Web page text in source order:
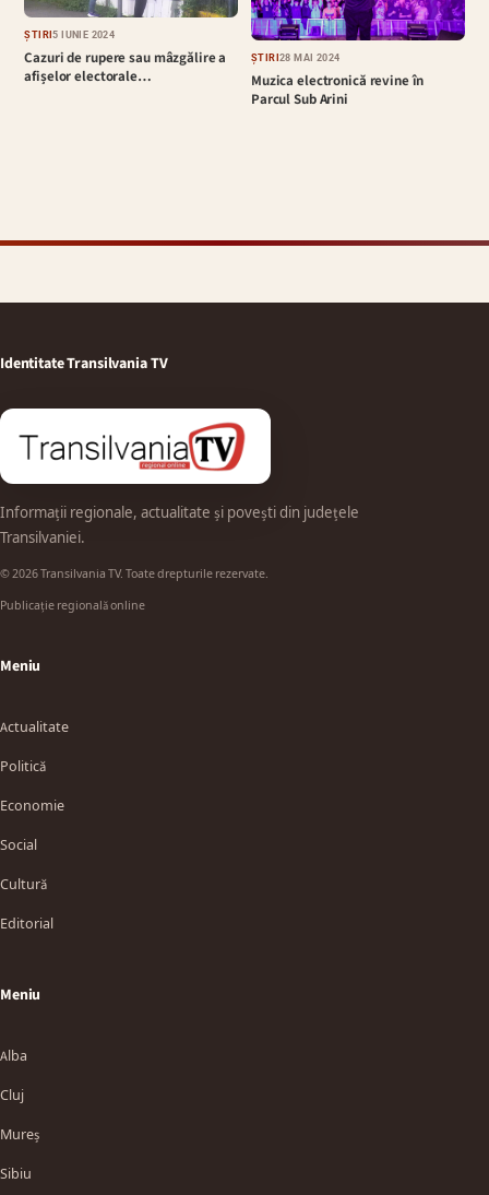
ȘTIRI5 IUNIE 2024
Cazuri de rupere sau mâzgălire a
afișelor electorale…
ȘTIRI28 MAI 2024
Muzica electronică revine în
Parcul Sub Arini
Identitate Transilvania TV
Informații regionale, actualitate și povești din județele
Transilvaniei.
© 2026 Transilvania TV. Toate drepturile rezervate.
Publicație regională online
Meniu
Actualitate
Politică
Economie
Social
Cultură
Editorial
Meniu
Alba
Cluj
Mureș
Sibiu